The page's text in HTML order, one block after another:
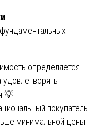
определяется
💡
покупатель
минимальной цены